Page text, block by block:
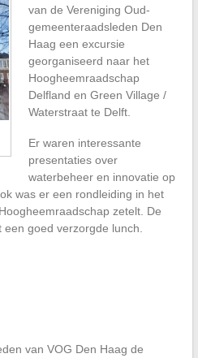
van de Vereniging Oud-
gemeenteraadsleden Den
Haag een excursie
georganiseerd naar het
Hoogheemraadschap
Delfland en Green Village /
Waterstraat te Delft.
Er waren interessante
presentaties over
waterbeheer en innovatie op
was er een rondleiding in het
zetelt. De
goed verzorgde lunch.
van VOG Den Haag de